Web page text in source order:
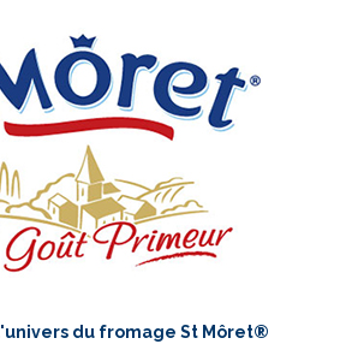
du fromage St Môret®